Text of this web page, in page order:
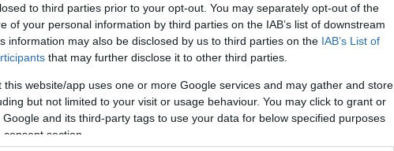
to third parties prior to your opt-out. You may separately opt-out of the
of your personal information by third parties on the IAB’s list of downstream
information may also be disclosed by us to third parties on the IAB’s List of
that may further disclose it to other third parties.
this website/app uses one or more Google services and may gather and store
but not limited to your visit or usage behaviour. You may click to grant or
and its third-party tags to use your data for below specified purposes
section.